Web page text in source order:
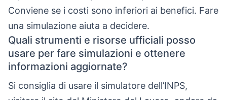
Conviene se i costi sono inferiori ai benefici. Fare
una simulazione aiuta a decidere.
Quali strumenti e risorse ufficiali posso
usare per fare simulazioni e ottenere
informazioni aggiornate?
Si consiglia di usare il simulatore dell’INPS,